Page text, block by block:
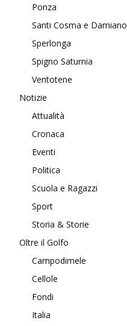
Ponza
Santi Cosma e Damiano
Sperlonga
Spigno Saturnia
Ventotene
Notizie
Attualità
Cronaca
Eventi
Politica
Scuola e Ragazzi
Sport
Storia & Storie
Oltre il Golfo
Campodimele
Cellole
Fondi
Italia